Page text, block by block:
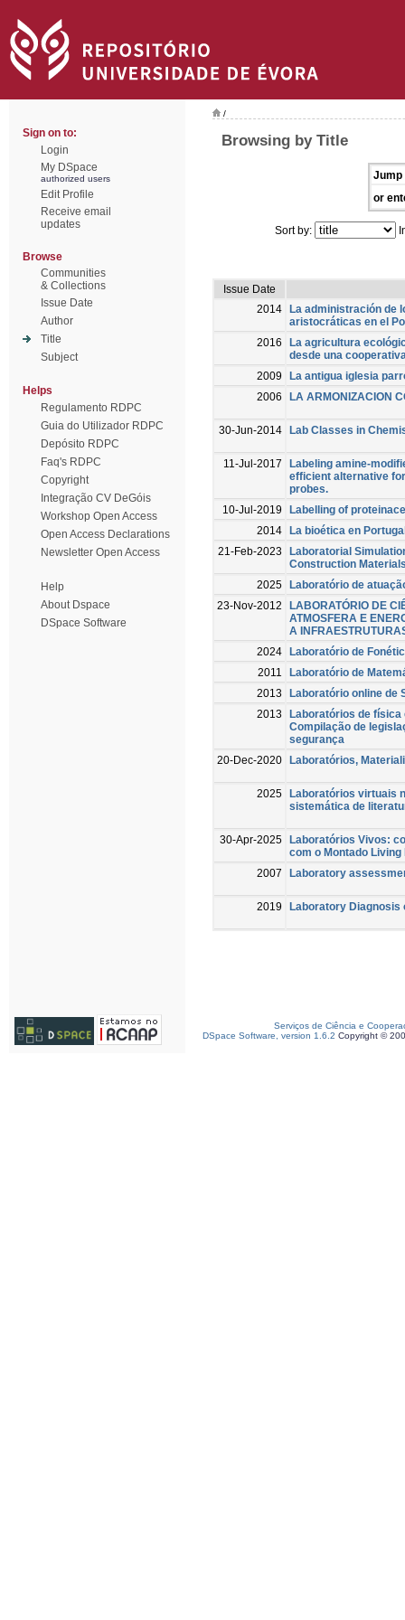
Sign on to:
Login
My DSpace
authorized users
Edit Profile
Receive email
updates
Browse
Communities
& Collections
Issue Date
Author
Title
Subject
Helps
Regulamento RDPC
Guia do Utilizador RDPC
Depósito RDPC
Faq's RDPC
Copyright
Integração CV DeGóis
Workshop Open Access
Open Access Declarations
Newsletter Open Access
Help
About Dspace
DSpace Software
/
Browsing by Title
Jump
or
Sort by:
Issue Date
2014 La administración de
aristocráticas en el
2016
La agricultura
desde una
2009
La antigua iglesia
2006
LA ARMONIZACION
30-Jun-2014 Lab Classes in
11-Jul-2017
Labeling amine-
efficient alternative
probes.
10-Jul-2019
Labelling of
2014 La bioética en
21-Feb-2023
Laboratorial
Construction
2025 Laboratório de
23-Nov-2012
LABORATÓRIO DE
ATMOSFERA E
A
2024 Laboratório de
2011
Laboratório de
2013
Laboratório online de
2013
Laboratórios de física
Compilação de
segurança
20-Dec-2020 Laboratórios,
2025 Laboratórios virtuais
sistemática de
30-Apr-2025 Laboratórios Vivos:
com o Montado Living
2007
Laboratory
2019 Laboratory Diagnosis
Serviços de Ciência e
DSpace Software, version 1.6.2 Copyright ©